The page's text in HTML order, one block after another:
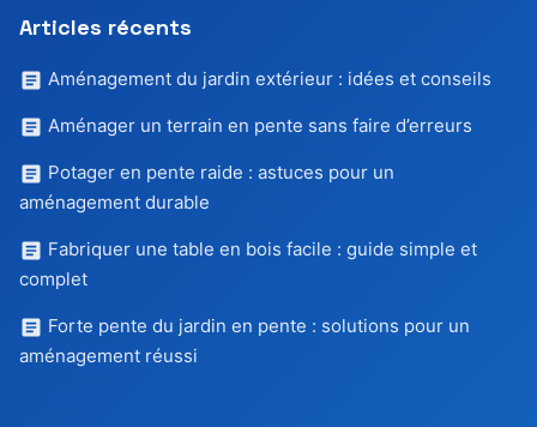
Articles récents
Aménagement du jardin extérieur : idées et conseils
Aménager un terrain en pente sans faire d’erreurs
Potager en pente raide : astuces pour un
aménagement durable
Fabriquer une table en bois facile : guide simple et
complet
Forte pente du jardin en pente : solutions pour un
aménagement réussi